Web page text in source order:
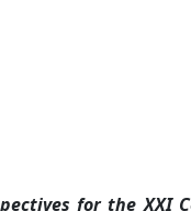
for the XXI